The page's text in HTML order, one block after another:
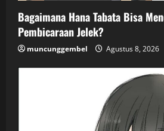
Bagaimana Hana Tabata Bisa
Pembicaraan Jelek?
muncunggembel Agustus 8, 2026